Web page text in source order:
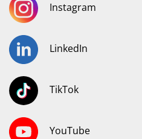
Instagram
LinkedIn
TikTok
YouTube